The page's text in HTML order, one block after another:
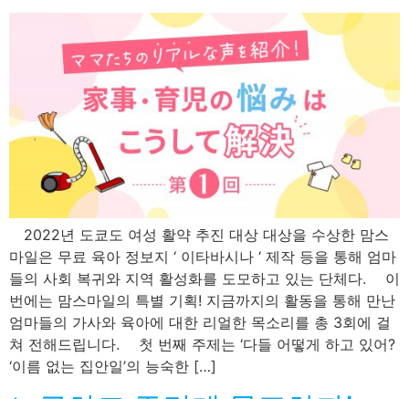
2022년 도쿄도 여성 활약 추진 대상 대상을 수상한 맘스
마일은 무료 육아 정보지 ‘ 이타바시나 ‘ 제작 등을 통해 엄마
들의 사회 복귀와 지역 활성화를 도모하고 있는 단체다. 이
번에는 맘스마일의 특별 기획! 지금까지의 활동을 통해 만난
엄마들의 가사와 육아에 대한 리얼한 목소리를 총 3회에 걸
쳐 전해드립니다. 첫 번째 주제는 ‘다들 어떻게 하고 있어?
‘이름 없는 집안일’의 능숙한 […]